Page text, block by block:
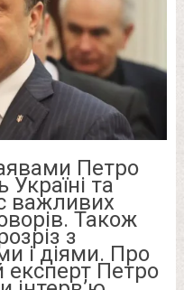
Петро
та
важливих
Також
з
і діями. Про
експерт Петро